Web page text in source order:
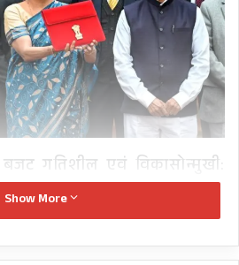
गतिशील एवं विकासोन्मुखी:
किसानों, महिलाओं, युवाओं और
में महत्वपूर्ण भूमिका निभाएगा:
Show More